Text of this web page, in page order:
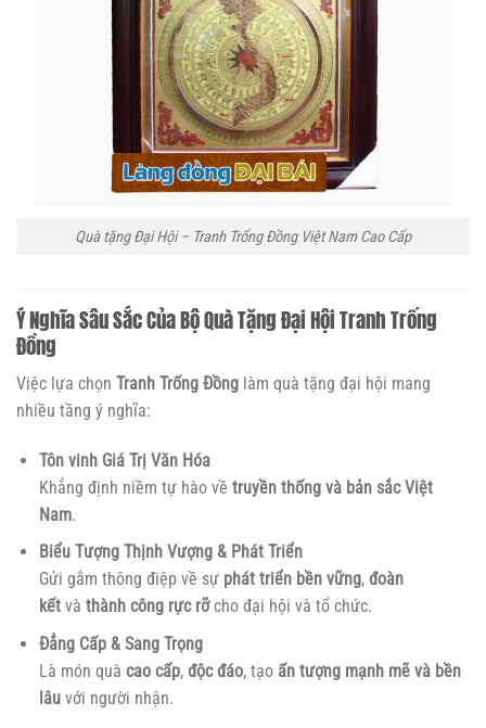
Quà tặng Đại Hội – Tranh Trống Đồng Việt Nam Cao Cấp
Ý Nghĩa Sâu Sắc Của Bộ Quà Tặng Đại Hội Tranh Trống
Đồng
Việc lựa chọn Tranh Trống Đồng làm quà tặng đại hội mang
nhiều tầng ý nghĩa:
Tôn vinh Giá Trị Văn Hóa
Khẳng định niềm tự hào về truyền thống và bản sắc Việt
Nam.
Biểu Tượng Thịnh Vượng & Phát Triển
Gửi gắm thông điệp về sự phát triển bền vững, đoàn
kếtvà thành công rực rỡcho đại hội và tổ chức.
Đẳng Cấp & Sang Trọng
Là món quà cao cấp, độc đáo, tạo ấn tượng mạnh mẽ và bền
lâuvới người nhận.